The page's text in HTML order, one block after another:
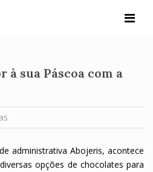
à sua Páscoa com a
administrativa Abojeris, acontece
opções de chocolates para